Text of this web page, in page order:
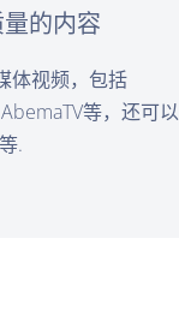
的内容
体视频，包括
等，还可以
.